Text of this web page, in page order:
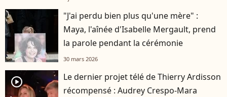
"J'ai perdu bien plus qu'une mère" :
Maya, l'aînée d'Isabelle Mergault, prend
la parole pendant la cérémonie
30 mars 2026
player2
Le dernier projet télé de Thierry Ardisson
récompensé : Audrey Crespo-Mara